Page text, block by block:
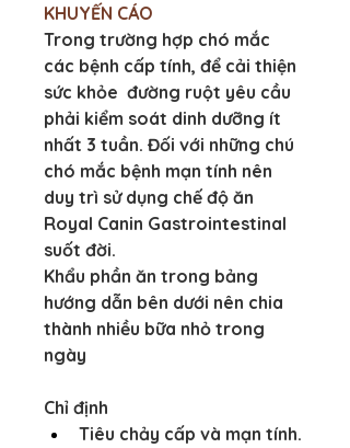
KHUYẾN CÁO
Trong trường hợp chó mắc
các bệnh cấp tính, để cải thiện
sức khỏe  đường ruột yêu cầu
phải kiểm soát dinh dưỡng ít
nhất 3 tuần. Đối với những chú
chó mắc bệnh mạn tính nên
duy trì sử dụng chế độ ăn
Royal Canin Gastrointestinal
suốt đời.
Khẩu phần ăn trong bảng
hướng dẫn bên dưới nên chia
thành nhiều bữa nhỏ trong
ngày
Chỉ định
Tiêu chảy cấp và mạn tính.